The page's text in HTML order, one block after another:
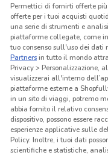
Permettici di fornirti offerte
offerte per i tuoi acquisti
una serie di strumenti e
piattaforme collegate, come
tuo consenso sull'uso dei dati
Partnersin tutto il mondo
Privacy > Personalizzazione,
visualizzerai all'interno
piattaforme esterne a
in un sito di viaggi, potremo
abbia fornito il relativo
dispositivo, possono essere
esperienze applicative sulle
Policy. Inoltre, i tuoi dati
scientifiche e statistiche,